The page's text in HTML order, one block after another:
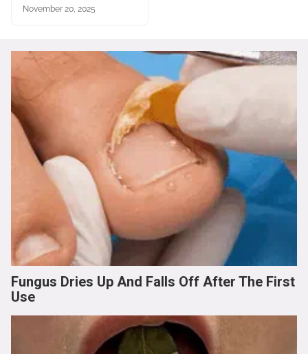
November 20, 2025
Fungus Dries Up And Falls Off After The First
Use